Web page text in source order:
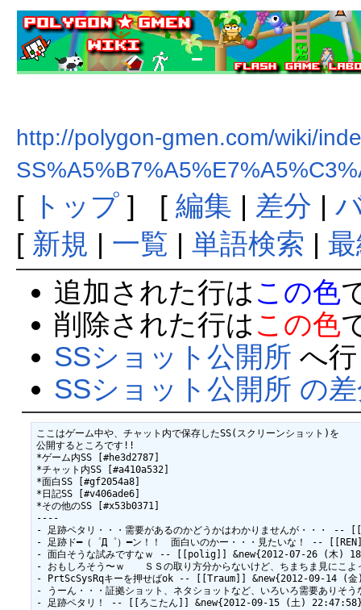
http://polygon-gmen.com/wiki/
[ トップ] [ 編集 | 差分 |
[ 新規 | 一覧 | 単語検索 |
追加された行は この色
削除された行は この色
SSショット公開所 へ
SSショット公開所 の
ここはゲーム中や、チャット内で保存したSS(スクリーンショット)を
公開するところです!!
*ゲーム内SS [#he3d2787]
*チャット内SS [#a410a532]
*面白SS [#gf2054a8]
*日記SS [#v406ade6]
*その他のSS [#x53b0371]
----
- 足跡ペタリ・・・需要があるのかどうかはわかりませんが・・
- 足跡ド━（゜Д゜）━ン！！　面白いのかー・・・見たいな！ --
- 面白そうな試みですなｗ -- [[polig]] &new{2012-07-26 (木)
- おもしろそう〜ｗ　　ＳＳの取り方分からないけど、ちまちま
- PrtScSysRqキーを押せばok -- [[Traum]] &new{2012-09-14 (
- うーん・・・証拠ショット、ネタショットなど、いろいろ需要
- 足跡ペタリ！ -- [[ろこたん]] &new{2012-09-15 (土)